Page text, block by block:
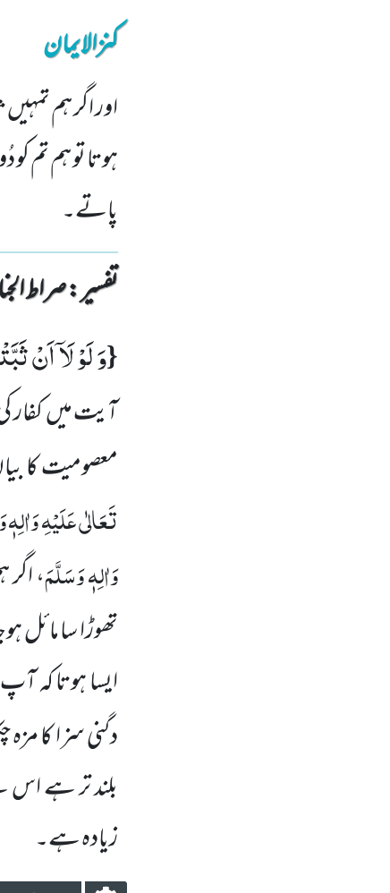
کنزالایمان
اور اگر ہم
ہوتا تو ہم تم
پاتے۔
تفسیر : ‎صراط الجنان
{وَ لَوْ لَاۤ اَنْ
آیت میں
معصومیت کا
تَعَالٰی عَلَیْہِ
وَاٰلِہٖ وَسَلَّمَ،
تھوڑا سا مائل
ایسا ہوتا کہ
دگنی سزا کا مزہ
بلند تر ہے اس
زیادہ ہے۔